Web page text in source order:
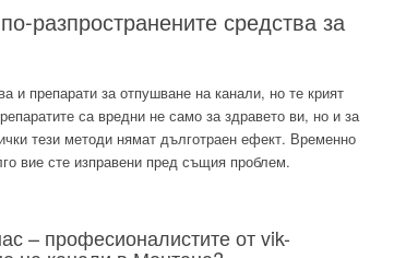
разпространените средства за
и препарати за отпушване на канали, но те крият
са вредни не само за здравето ви, но и за
тези методи нямат дълготраен ефект. Временно
вие сте изправени пред същия проблем.
– професионалистите от vik-